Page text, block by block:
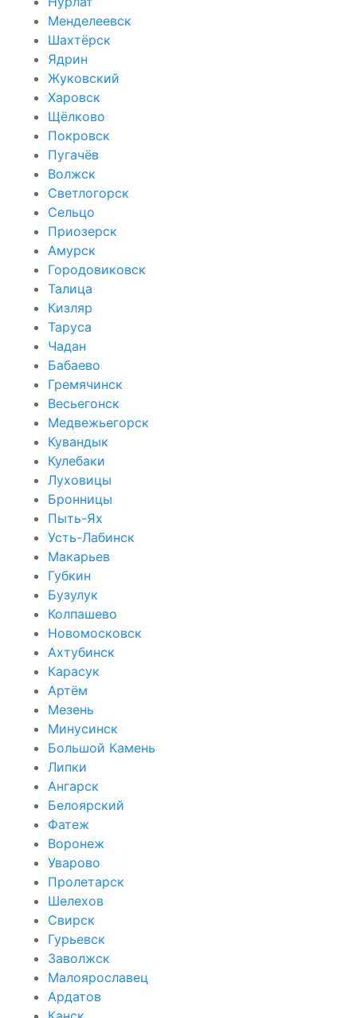
Менделеевск
Шахтёрск
Ядрин
Жуковский
Харовск
Щёлково
Покровск
Пугачёв
Волжск
Светлогорск
Сельцо
Приозерск
Амурск
Городовиковск
Талица
Кизляр
Таруса
Чадан
Бабаево
Гремячинск
Весьегонск
Медвежьегорск
Кувандык
Кулебаки
Луховицы
Бронницы
Пыть-Ях
Усть-Лабинск
Макарьев
Губкин
Бузулук
Колпашево
Новомосковск
Ахтубинск
Карасук
Артём
Мезень
Минусинск
Большой Камень
Липки
Ангарск
Белоярский
Фатеж
Воронеж
Уварово
Пролетарск
Шелехов
Свирск
Гурьевск
Заволжск
Малоярославец
Ардатов